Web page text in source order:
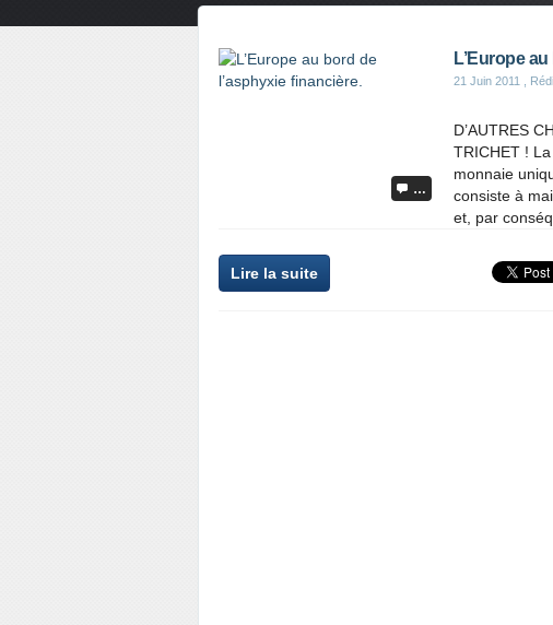
…
L’Europe
21 Juin 2011 ,
D’AUTRES
TRICHET !
monnaie
consiste à
et, par
Lire la suite